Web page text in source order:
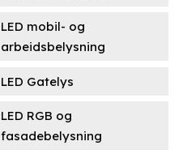
LED mobil- og
arbeidsbelysning
LED Gatelys
LED RGB og
fasadebelysning